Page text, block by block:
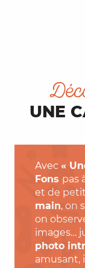
UNE
Avec «
Fons pas
et de
main, on
on
images…
photo
amusant,